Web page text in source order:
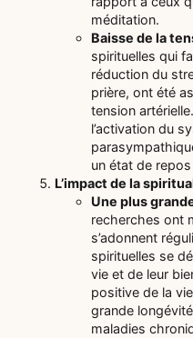
méditation.
Baisse de la
spirituelles qui
réduction du
prière, ont été
tension
l’activation du
un état de
L’impact de la
Une plus
recherches ont
s’adonnent
spirituelles se
vie et de leur
positive de la
grande
maladies